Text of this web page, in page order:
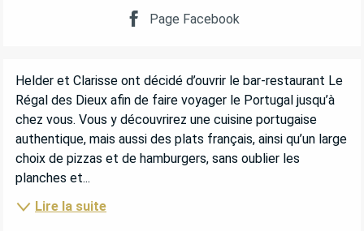
Page Facebook
DESCRIPTION
Helder et Clarisse ont décidé d’ouvrir le bar-restaurant Le
Régal des Dieux afin de faire voyager le Portugal jusqu’à
chez vous. Vous y découvrirez une cuisine portugaise
authentique, mais aussi des plats français, ainsi qu’un large
choix de pizzas et de hamburgers, sans oublier les
planches et...
Lire la suite